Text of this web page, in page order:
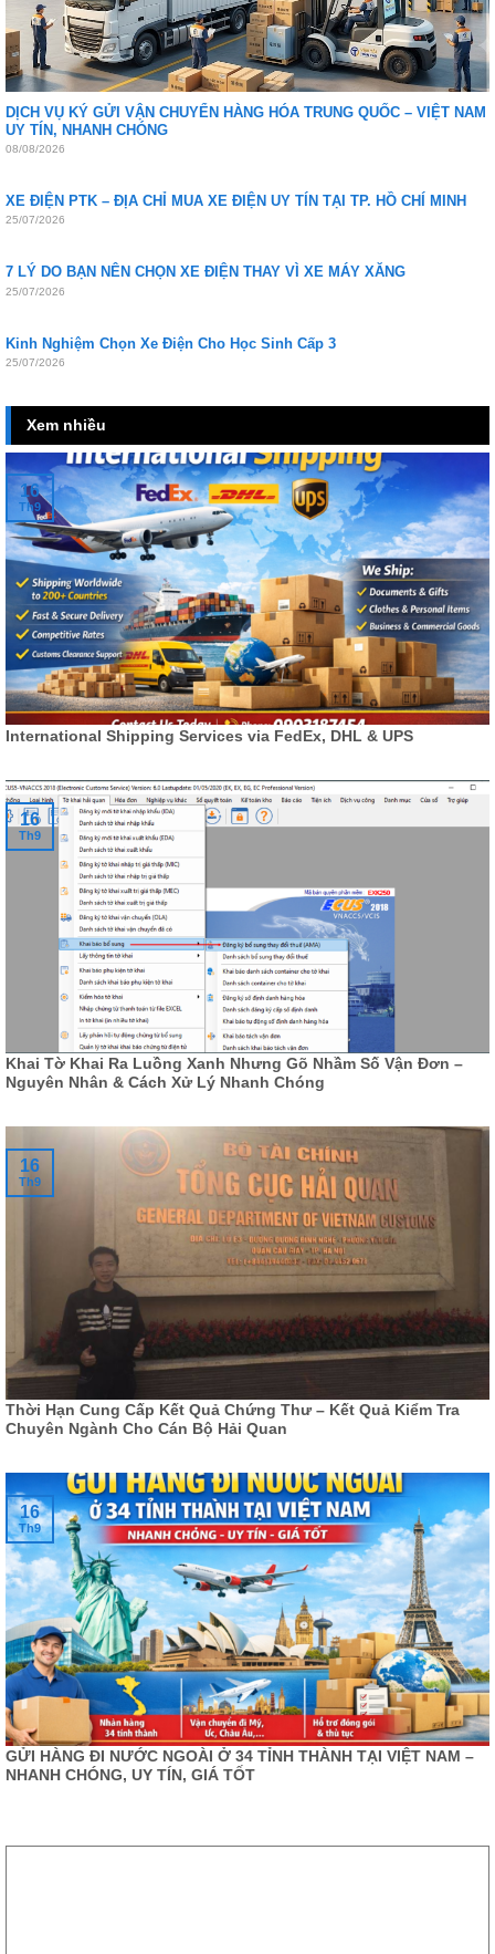
DỊCH VỤ KÝ GỬI VẬN CHUYỂN HÀNG HÓA TRUNG QUỐC – VIỆT NAM
UY TÍN, NHANH CHÓNG
08/08/2026
XE ĐIỆN PTK – ĐỊA CHỈ MUA XE ĐIỆN UY TÍN TẠI TP. HỒ CHÍ MINH
25/07/2026
7 LÝ DO BẠN NÊN CHỌN XE ĐIỆN THAY VÌ XE MÁY XĂNG
25/07/2026
Kinh Nghiệm Chọn Xe Điện Cho Học Sinh Cấp 3
25/07/2026
Xem nhiều
International Shipping Services via FedEx, DHL & UPS
16
Th9
Khai Tờ Khai Ra Luồng Xanh Nhưng Gõ Nhầm Số Vận Đơn –
Nguyên Nhân & Cách Xử Lý Nhanh Chóng
16
Th9
Thời Hạn Cung Cấp Kết Quả Chứng Thư – Kết Quả Kiểm Tra
Chuyên Ngành Cho Cán Bộ Hải Quan
16
Th9
GỬI HÀNG ĐI NƯỚC NGOÀI Ở 34 TỈNH THÀNH TẠI VIỆT NAM –
NHANH CHÓNG, UY TÍN, GIÁ TỐT
16
Th9